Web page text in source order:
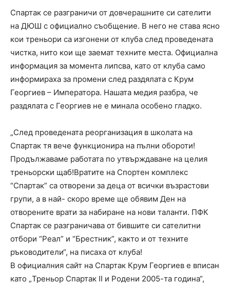
Спартак се разграничи от довчерашните си сателити
на ДЮШ с официално съобщение. В него не става ясно
кои треньори са изгонени от клуба след проведената
чистка, нито кои ще заемат техните места. Официална
информация за момента липсва, като от клуба само
информираха за промени след раздялата с Крум
Георгиев – Императора. Нашата медия разбра, че
раздялата с Георгиев не е минала особено гладко.
„След проведената реорганизация в школата на
Спартак тя вече функционира на пълни обороти!
Продължаваме работата по утвърждаване на целия
треньорски щаб!Вратите на Спортен комплекс
“Спартак” са отворени за деца от всички възрастови
групи, а в най- скоро време ще обявим Ден на
отворените врати за набиране на нови таланти. ПФК
Спартак се разграничава от бившите си сателитни
отбори “Реал” и “Брестник”, както и от техните
ръководители“, на писаха от клуба!
В официалния сайт на Спартак Крум Георгиев е вписан
като „Треньор Спартак II и Родени 2005-та година“,